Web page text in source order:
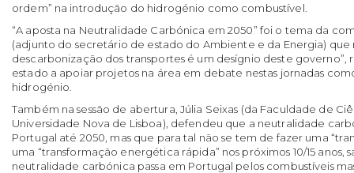
ordem” na introdução do hidrogénio como combustível.
“A aposta na Neutralidade Carbónica em 2050” foi o tema da
(adjunto do secretário de estado do Ambiente e da Energia) que
descarbonização dos transportes é um desígnio deste
estado a apoiar projetos na área em debate nestas jornadas
hidrogénio.
Também na sessão de abertura, Júlia Seixas (da Faculdade de
Universidade Nova de Lisboa), defendeu que a neutralidade
Portugal até 2050, mas que para tal não se tem de fazer uma
uma “transformação energética rápida” nos próximos 10/15 anos,
neutralidade carbónica passa em Portugal pelos combustíveis